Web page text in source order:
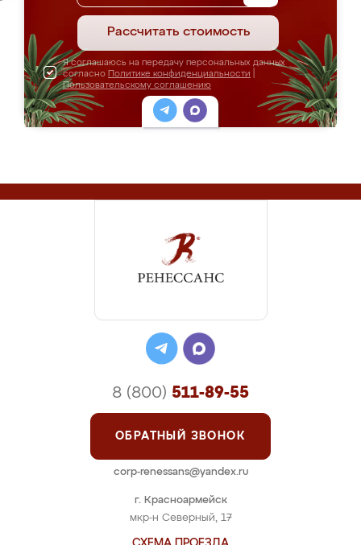
Рассчитать стоимость
Я соглашаюсь на передачу персональных данных
согласно Политике конфиденциальности
Пользовательскому соглашению
г. Красноармейск
мкр-н Северный, 17
8 (800) 511-89-55
ОБРАТНЫЙ ЗВОНОК
corp-renessans@yandex.ru